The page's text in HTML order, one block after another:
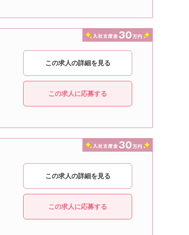
この求人の詳細を見る
この求人に応募する
この求人の詳細を見る
この求人に応募する